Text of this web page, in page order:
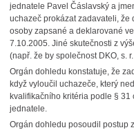
jednatele Pavel Čáslavský a
uchazeč prokázat zadavateli,
osoby zapsané a deklarované
7.10.2005. Jiné skutečnosti z
(např. že by společnost DKO, s.
Orgán dohledu konstatuje, že
když vyloučil uchazeče, který
kvalifikačního kritéria podle §
jednatele.
Orgán dohledu posoudil postup